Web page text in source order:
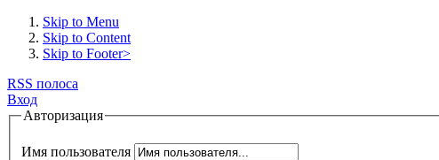
Skip to Menu
Skip to Content
Skip to Footer>
RSS полоса
Вход
Авторизация
Имя пользователя